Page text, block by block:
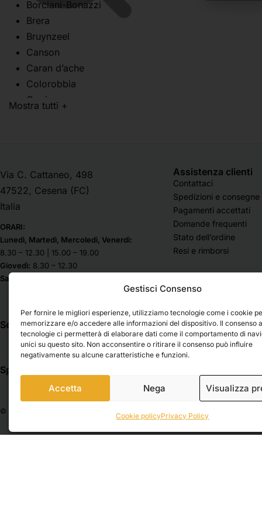
Gestisci Consenso
Per fornire le migliori esperienze, utilizziamo tecnologie come i cookie
memorizzare e/o accedere alle informazioni del dispositivo. Il consenso
tecnologie ci permetterà di elaborare dati come il comportamento di
unici su questo sito. Non acconsentire o ritirare il consenso può influire
negativamente su alcune caratteristiche e funzioni.
Accetta Nega Visualizza
Cookie policyPrivacy Policy
Carta
Book Disegno
Book Pittura
Carta in rotoli
Carta per acquerello
litografie
Carta per olio e acrilico
Carta per pastello
Carta velina
Cartonaggio
Cavalletti
Cassette a cavalletto
Cassette vuote
Cavalletti da campagna
Borciani-Bonazzi
Brera
Bruynzeel
Canson
Caran d’ache
Colorobbia
Copic
Divolo
Dom Arte Milano
Lefranc Bourgeois
Liquitex
Lyra
Maimeri
Molotow
Musa Belle Arti
Nova Spa
Novecento
Pentel
Mostra tutti +
Via C. Cattaneo, 498
47522, Cesena (FC)
Italia
ORARI:
Lunedì, Martedì, Mercoledì, Venerdì:
8.30 – 12.30 | 15.00 – 19.00
Giovedì: 8.30 – 12.30
Sabato & Domenica chiuso
Seguici su
Assistenza clienti
Contattaci
Spedizioni e consegne
Pagamenti accettati
Domande frequenti
Stato dell’ordine
Resi e rimborsi
Spedizioni
© 2026 Belle Arti Corbara, IT03736520408 – REA: FO – 314246. All rights